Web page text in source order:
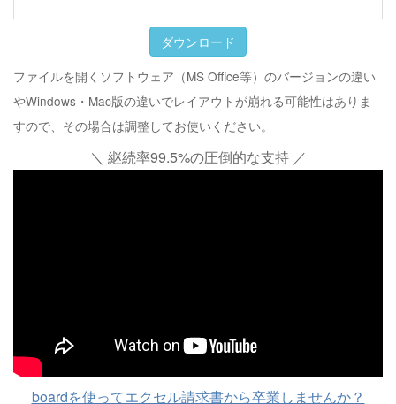
ダウンロード
ファイルを開くソフトウェア（MS Office等）のバージョンの違い
やWindows・Mac版の違いでレイアウトが崩れる可能性はありま
すので、その場合は調整してお使いください。
＼ 継続率99.5%の圧倒的な支持 ／
boardを使ってエクセル請求書から卒業しませんか？